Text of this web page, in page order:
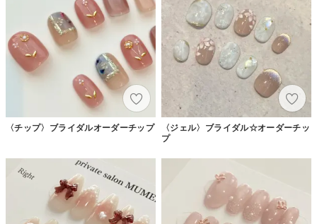
〈チップ〉ブライダルオーダーチップ
〈ジェル〉ブライダル☆オーダーチッ
プ